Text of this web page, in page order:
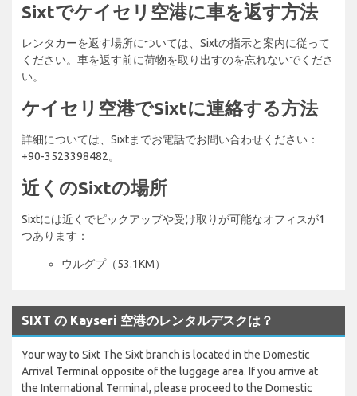
Sixtでケイセリ空港に車を返す方法
レンタカーを返す場所については、Sixtの指示と案内に従って
ください。車を返す前に荷物を取り出すのを忘れないでくださ
い。
ケイセリ空港でSixtに連絡する方法
詳細については、Sixtまでお電話でお問い合わせください：
+90-3523398482。
近くのSixtの場所
Sixtには近くでピックアップや受け取りが可能なオフィスが1
つあります：
ウルグプ（53.1KM）
SIXT の Kayseri 空港のレンタルデスクは？
Your way to Sixt The Sixt branch is located in the Domestic
Arrival Terminal opposite of the luggage area. If you arrive at
the International Terminal, please proceed to the Domestic